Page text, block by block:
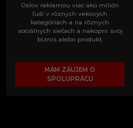
Oslov reklamou viac ako milión
ľudí v rôznych vekových
kategóriách a na rôznych
sociálnych sieťach a nakopni svoj
biznis alebo produkt.
MÁM ZÁUJEM O
SPOLUPRÁCU